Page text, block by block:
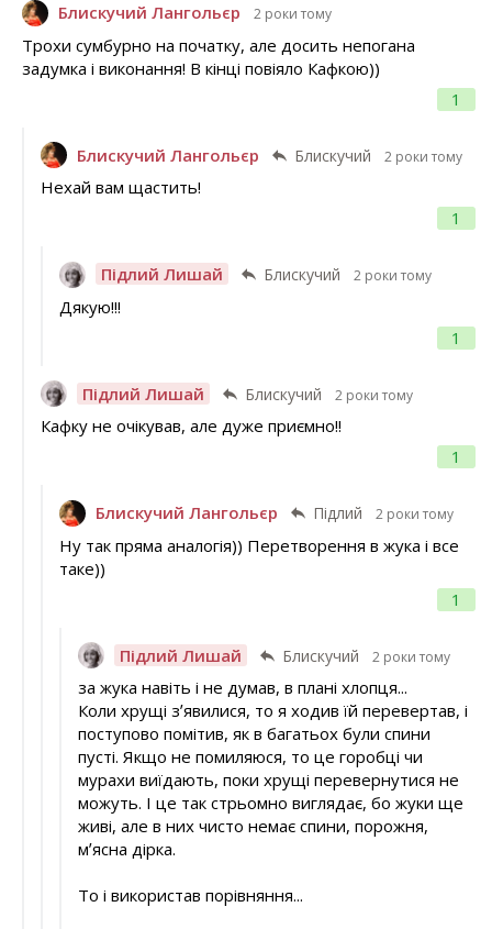
Блискучий Лангольєр 2 роки тому
1
Трохи сумбурно на початку, але досить непогана
задумка і виконання! В кінці повіяло Кафкою))
Блискучий Лангольєр Блискучий 2 роки тому
1
Нехай вам щастить!
Підлий Лишай Блискучий 2 роки тому
1
Дякую!!!
Підлий Лишай Блискучий 2 роки тому
1
Кафку не очікував, але дуже приємно!!
Блискучий Лангольєр Підлий 2 роки тому
1
Ну так пряма аналогія)) Перетворення в жука і все
таке))
Підлий Лишай Блискучий 2 роки тому
за жука навіть і не думав, в плані хлопця...
Коли хрущі зʼявилися, то я ходив їй перевертав, і
поступово помітив, як в багатьох були спини
пусті. Якщо не помиляюся, то це горобці чи
мурахи виїдають, поки хрущі перевернутися не
можуть. І це так стрьомно виглядає, бо жуки ще
живі, але в них чисто немає спини, порожня,
мʼясна дірка.
То і використав порівняння...